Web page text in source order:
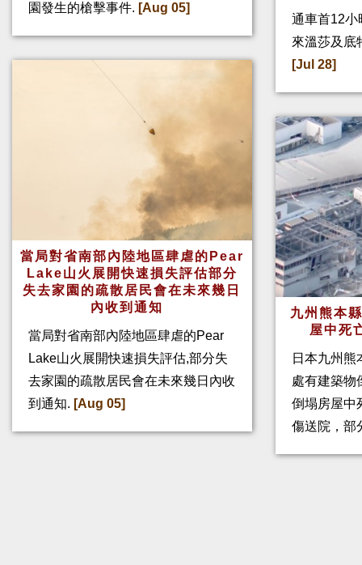
園發生的槍擊事件. [Aug 05]
當局對省南部內陸地區肆虐的Pear
Lake山火展開快速損失評估部分
失去家園的疏散居民會在未來幾日
內收到通知
當局對省南部內陸地區肆虐的Pear
Lake山火展開快速損失評估,部分失
去家園的疏散居民會在未來幾日內收
到通知. [Aug 05]
通車首12小
來溫莎及底
[Jul 28]
九州熊本
屋中死
日本九州熊
處有建築物
倒塌房屋中
傷送院，部